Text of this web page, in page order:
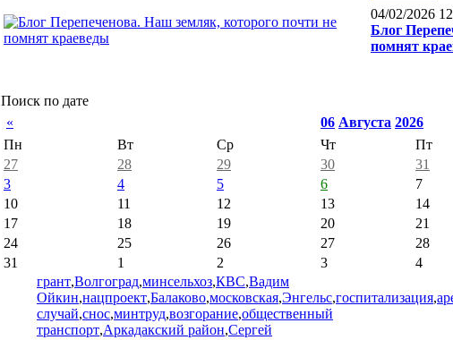
04/02/2026
Блог
помнят
Поиск по дате
«
06 Августа 2026
Пн
Вт Ср Чт Пт
27
28 29 30 31
3
4 5 6 7
10
11 12 13 14
17
18 19 20 21
24
25 26 27 28
31
1 2 3 4
грант,Волгоград,минсельхоз,КВС,Вадим
Ойкин,нацпроект,Балаково,московская,Энгельс,госпитализация,
случай,снос,минтруд,возгорание,общественный
транспорт,Аркадакский район,Сергей